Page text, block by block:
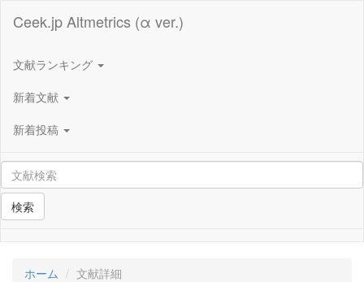
Ceek.jp Altmetrics (α ver.)
文献ランキング
新着文献
新着投稿
検索
ホーム 文献詳細